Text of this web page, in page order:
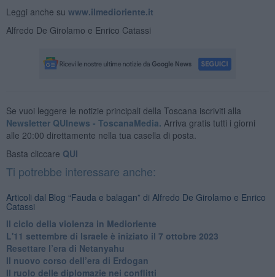
Leggi anche su www.ilmedioriente.it
Alfredo De Girolamo e Enrico Catassi
Se vuoi leggere le notizie principali della Toscana iscriviti alla
Newsletter QUInews - ToscanaMedia. Arriva gratis tutti i giorni
alle 20:00 direttamente nella tua casella di posta.
Basta cliccare QUI
Ti potrebbe interessare anche:
Articoli dal Blog “Fauda e balagan” di Alfredo De Girolamo e Enrico
Catassi
Il ciclo della violenza in Medioriente
L'11 settembre di Israele è iniziato il 7 ottobre 2023
Resettare l’era di Netanyahu
​Il nuovo corso dell’era di Erdogan
Il ruolo delle diplomazie nei conflitti